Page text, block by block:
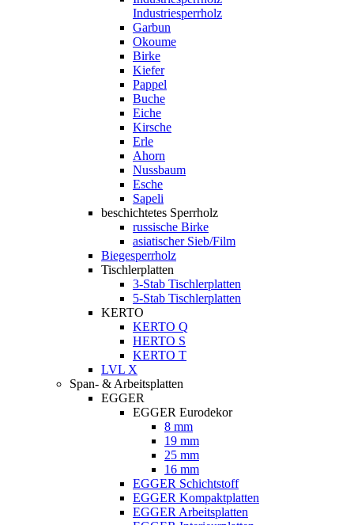
Industriesperrholz
Garbun
Okoume
Birke
Kiefer
Pappel
Buche
Eiche
Kirsche
Erle
Ahorn
Nussbaum
Esche
Sapeli
beschichtetes Sperrholz
russische Birke
asiatischer Sieb/Film
Biegesperrholz
Tischlerplatten
3-Stab Tischlerplatten
5-Stab Tischlerplatten
KERTO
KERTO Q
HERTO S
KERTO T
LVL X
Span- & Arbeitsplatten
EGGER
EGGER Eurodekor
8 mm
19 mm
25 mm
16 mm
EGGER Schichtstoff
EGGER Kompaktplatten
EGGER Arbeitsplatten